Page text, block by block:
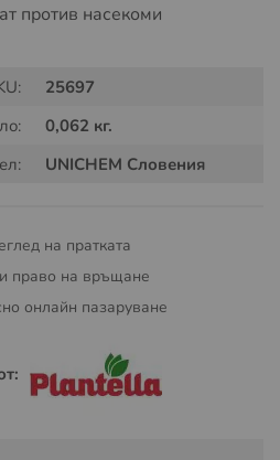
против насекоми
25697
0,062 кг.
UNICHEM Словения
на пратката
право на връщане
онлайн пазаруване